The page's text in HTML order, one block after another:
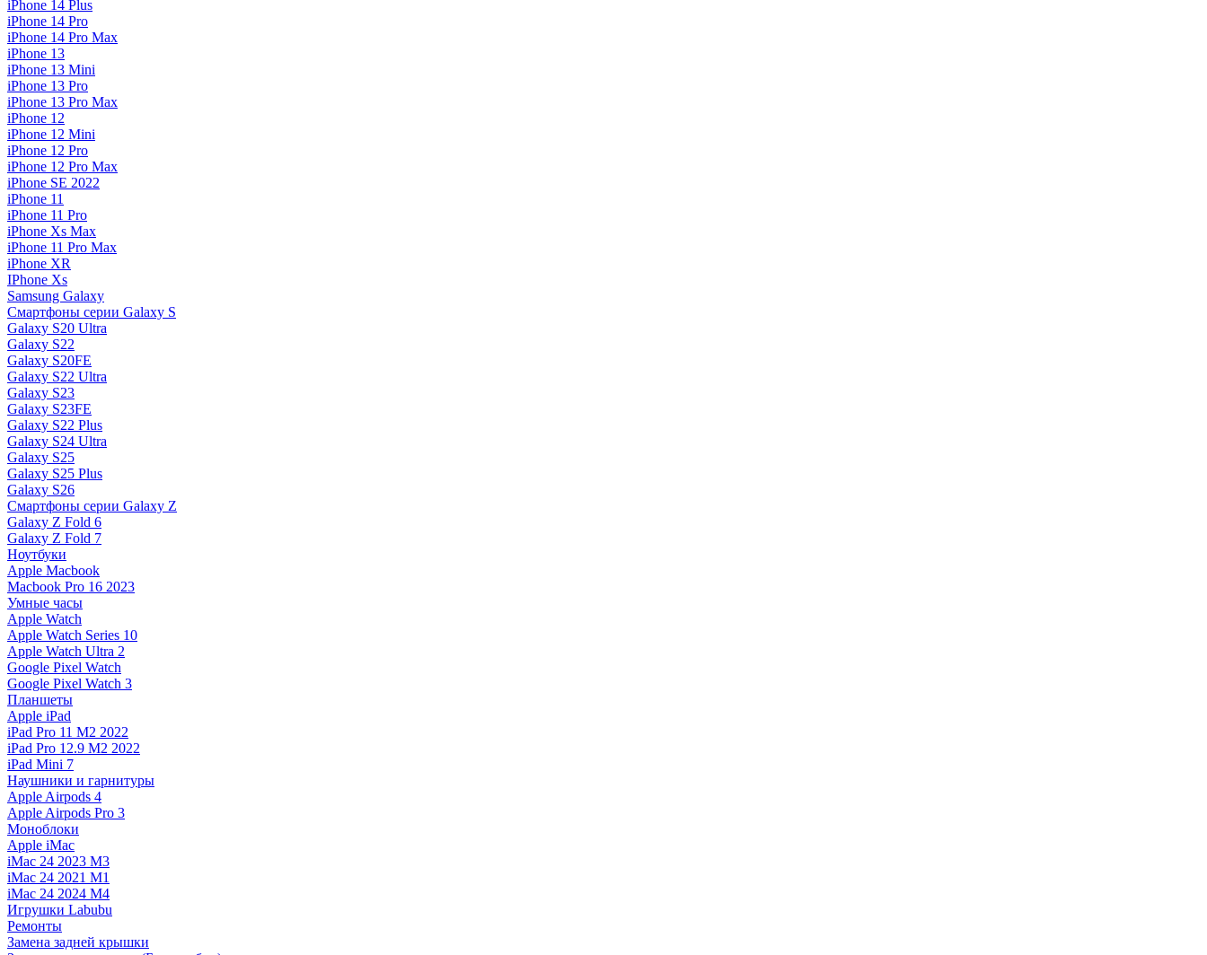
iPhone 14 Plus
iPhone 14 Pro
iPhone 14 Pro Max
iPhone 13
iPhone 13 Mini
iPhone 13 Pro
iPhone 13 Pro Max
iPhone 12
iPhone 12 Mini
iPhone 12 Pro
iPhone 12 Pro Max
iPhone SE 2022
iPhone 11
iPhone 11 Pro
iPhone Xs Max
iPhone 11 Pro Max
iPhone XR
IPhone Xs
Samsung Galaxy
Смартфоны серии Galaxy S
Galaxy S20 Ultra
Galaxy S22
Galaxy S20FE
Galaxy S22 Ultra
Galaxy S23
Galaxy S23FE
Galaxy S22 Plus
Galaxy S24 Ultra
Galaxy S25
Galaxy S25 Plus
Galaxy S26
Смартфоны серии Galaxy Z
Galaxy Z Fold 6
Galaxy Z Fold 7
Ноутбуки
Apple Macbook
Macbook Pro 16 2023
Умные часы
Apple Watch
Apple Watch Series 10
Apple Watch Ultra 2
Google Pixel Watch
Google Pixel Watch 3
Планшеты
Apple iPad
iPad Pro 11 M2 2022
iPad Pro 12.9 M2 2022
iPad Mini 7
Наушники и гарнитуры
Apple Airpods 4
Apple Airpods Pro 3
Моноблоки
Apple iMac
iMac 24 2023 M3
iMac 24 2021 M1
iMac 24 2024 M4
Игрушки Labubu
Ремонты
Замена задней крышки